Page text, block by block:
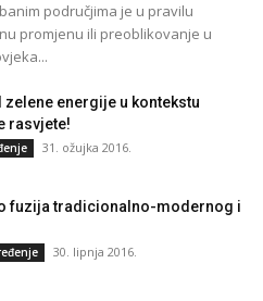
područjima je u pravilu
promjenu ili preoblikovanje u
zelene energije u kontekstu
rasvjete!
31. ožujka 2016.
fuzija tradicionalno-modernog i
30. lipnja 2016.